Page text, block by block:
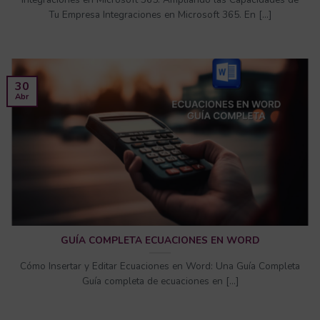
Tu Empresa Integraciones en Microsoft 365. En [...]
GUÍA COMPLETA ECUACIONES EN WORD
Cómo Insertar y Editar Ecuaciones en Word: Una Guía Completa
Guía completa de ecuaciones en [...]
30
Abr